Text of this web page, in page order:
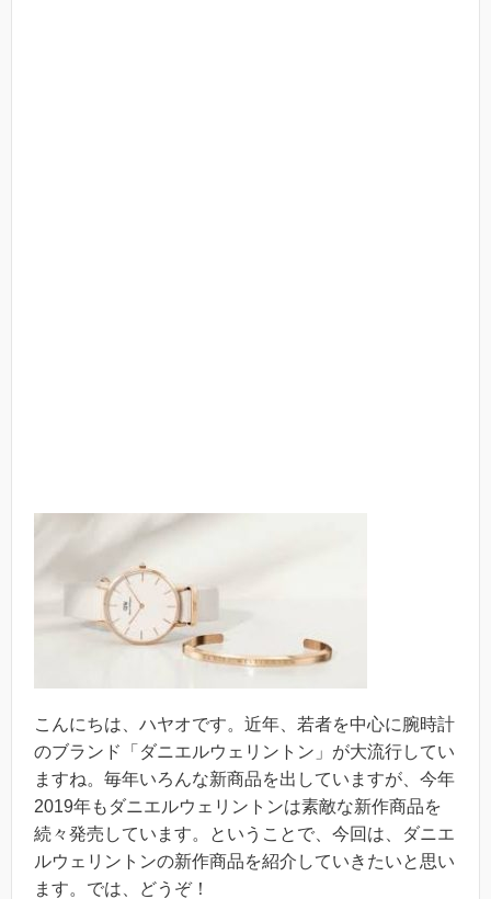
こんにちは、ハヤオです。近年、若者を中心に腕時計
のブランド「ダニエルウェリントン」が大流行してい
ますね。毎年いろんな新商品を出していますが、今年
2019年もダニエルウェリントンは素敵な新作商品を
続々発売しています。ということで、今回は、ダニエ
ルウェリントンの新作商品を紹介していきたいと思い
ます。では、どうぞ！